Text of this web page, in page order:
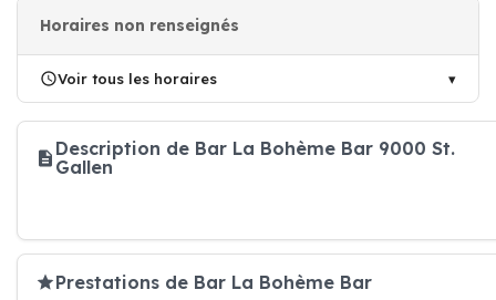
Horaires non renseignés
Voir tous les horaires
Description de Bar La Bohème Bar 9000 St.
Gallen
Prestations de Bar La Bohème Bar